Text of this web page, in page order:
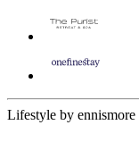
Lifestyle by ennismore